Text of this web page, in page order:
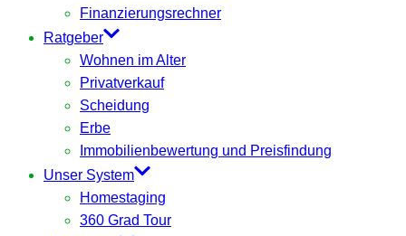
Finanzierungsrechner
Ratgeber
Wohnen im Alter
Privatverkauf
Scheidung
Erbe
Immobilienbewertung und Preisfindung
Unser System
Homestaging
360 Grad Tour